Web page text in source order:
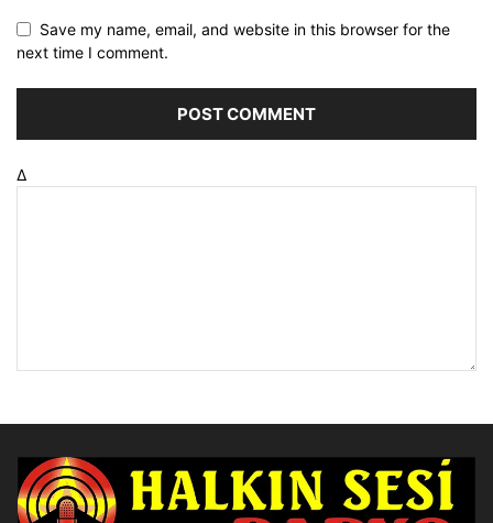
Save my name, email, and website in this browser for the
next time I comment.
Δ